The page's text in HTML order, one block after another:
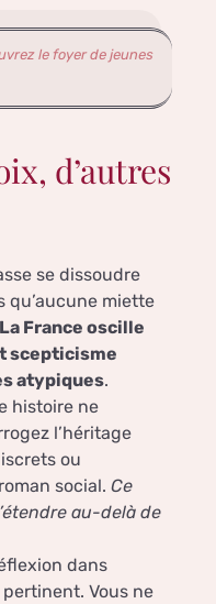
le foyer de jeunes
d’autres
se dissoudre
qu’aucune miette
La France oscille
scepticisme
atypiques.
histoire ne
l’héritage
ou
social. Ce
au-delà de
dans
Vous ne